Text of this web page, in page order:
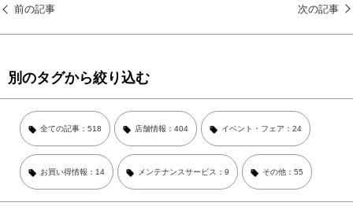
前の記事 次の記事
別のタグから絞り込む
全ての記事：518 店舗情報：404 イベント・フェア：24
お買い得情報：14 メンテナンスサービス：9 その他：55